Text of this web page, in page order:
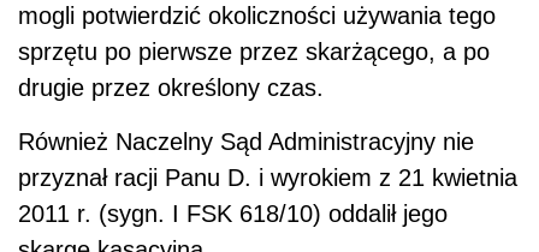
mogli potwierdzić okoliczności używania tego
sprzętu po pierwsze przez skarżącego, a po
drugie przez określony czas.
Również Naczelny Sąd Administracyjny nie
przyznał racji Panu D. i wyrokiem z 21 kwietnia
2011 r. (sygn. I FSK 618/10) oddalił jego